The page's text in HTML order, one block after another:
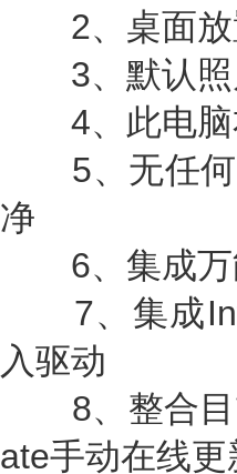
2、桌面放
3、默认照
4、此电脑
5、无任何
净
6、集成万
7、集成
入驱动
8、整合目
ate手动在线更